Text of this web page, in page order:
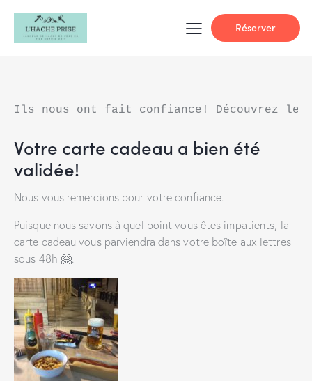
Réserver
Ils nous ont fait confiance! Découvrez
Votre carte cadeau a bien été
validée!
Nous vous remercions pour votre confiance.
Puisque nous savons à quel point vous êtes impatients, la
carte cadeau vous parviendra dans votre boîte aux lettres
sous 48h 🤗.